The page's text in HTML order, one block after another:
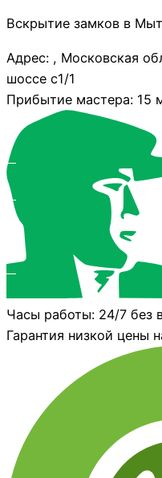
Вскрытие замков в
Адрес: , Московская
шоссе с1/1
Прибытие мастера: 15
Часы работы: 24/7 без
Гарантия низкой цены